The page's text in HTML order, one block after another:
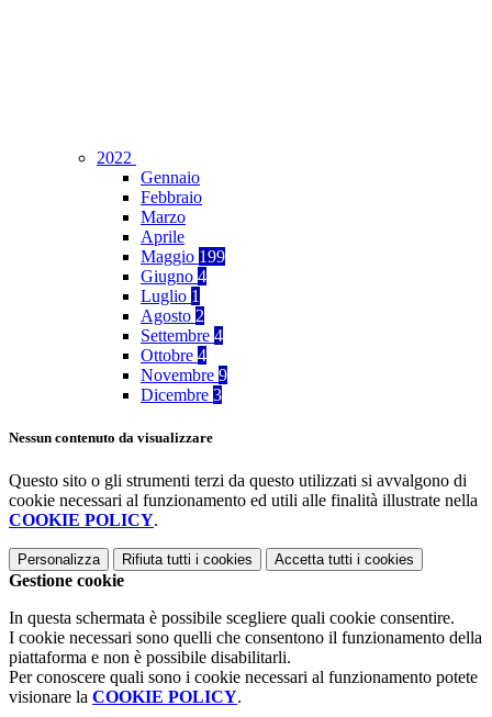
2022
Gennaio
Febbraio
Marzo
Aprile
Maggio 199
Giugno 4
Luglio 1
Agosto 2
Settembre 4
Ottobre 4
Novembre 9
Dicembre 3
Nessun contenuto da visualizzare
Questo sito o gli strumenti terzi da questo utilizzati si avvalgono di
cookie necessari al funzionamento ed utili alle finalità illustrate nella
COOKIE POLICY.
Personalizza Rifiuta tutti i cookies Accetta tutti i cookies
Gestione cookie
In questa schermata è possibile scegliere quali cookie consentire.
I cookie necessari sono quelli che consentono il funzionamento della
piattaforma e non è possibile disabilitarli.
Per conoscere quali sono i cookie necessari al funzionamento potete
visionare la COOKIE POLICY.